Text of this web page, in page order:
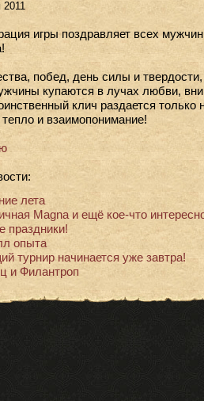
игры поздравляет всех
побед, день силы и
купаются в лучах любви,
клич раздается
и взаимопонимание!
лета
Magna и ещё кое-что
праздники!
опыта
турнир начинается уже завтра!
и Филантроп